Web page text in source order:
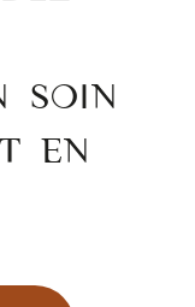
SOIN
EN